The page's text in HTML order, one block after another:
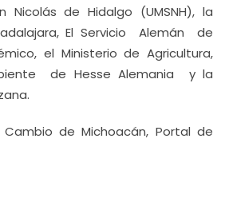
Nicolás de Hidalgo (UMSNH), la
El Servicio Alemán de
el Ministerio de Agricultura,
de Hesse Alemania y la
de Michoacán, Portal de